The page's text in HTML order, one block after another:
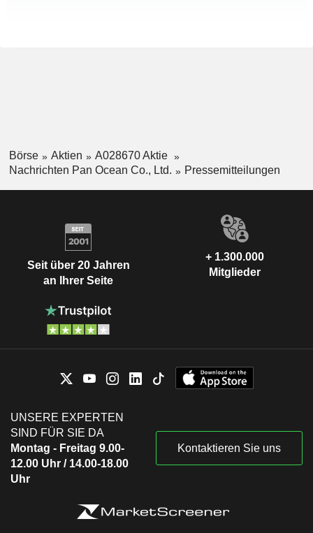
Börse Aktien
A028670 Aktie
Nachrichten Pan Ocean Co., Ltd.
Pressemitteilungen
Seit über 20 Jahren
an Ihrer Seite
+ 1.300.000
Mitglieder
UNSERE EXPERTEN
SIND FÜR SIE DA
Montag - Freitag 9.00-
12.00 Uhr / 14.00-18.00
Uhr
Kontaktieren Sie uns